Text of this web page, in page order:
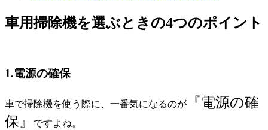
車用掃除機を選ぶときの4つのポイント
1.電源の確保
車で掃除機を使う際に、一番気になるのが
『電源の確
保』
ですよね。